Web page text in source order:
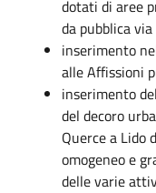
dotati di aree
da pubblica
inserimento
alle Affissioni
inserimento
del decoro
Querce a Lido
omogeneo e
delle varie